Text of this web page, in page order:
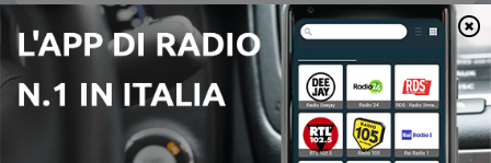
Episodi
A Qualcuno Piace Happy del 09/11/2018